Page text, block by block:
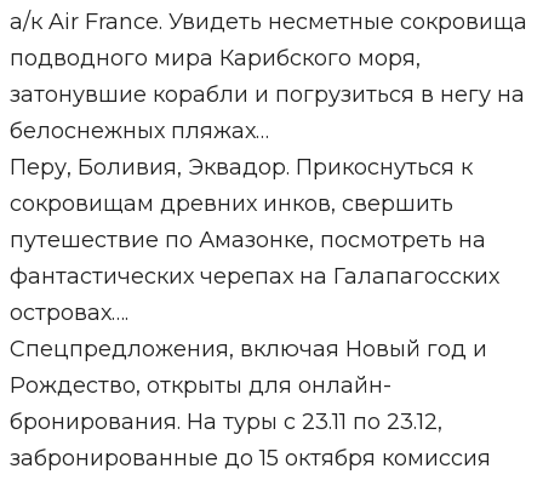
а/к Air France. Увидеть несметные сокровища
подводного мира Карибского моря,
затонувшие корабли и погрузиться в негу на
белоснежных пляжах…
Перу, Боливия, Эквадор. Прикоснуться к
сокровищам древних инков, свершить
путешествие по Амазонке, посмотреть на
фантастических черепах на Галапагосских
островах….
Спецпредложения, включая Новый год и
Рождество, открыты для онлайн-
бронирования. На туры с 23.11 по 23.12,
забронированные до 15 октября комиссия